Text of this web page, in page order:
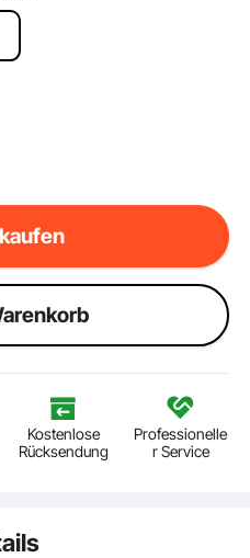
Kostenlose
Rücksendung
Professionelle
r Service